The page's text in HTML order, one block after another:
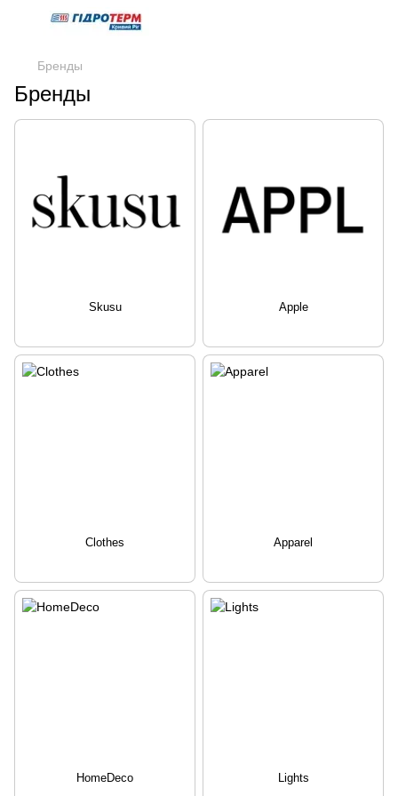
Бренды
Бренды
Skusu Apple
Clothes Apparel
HomeDeco Lights